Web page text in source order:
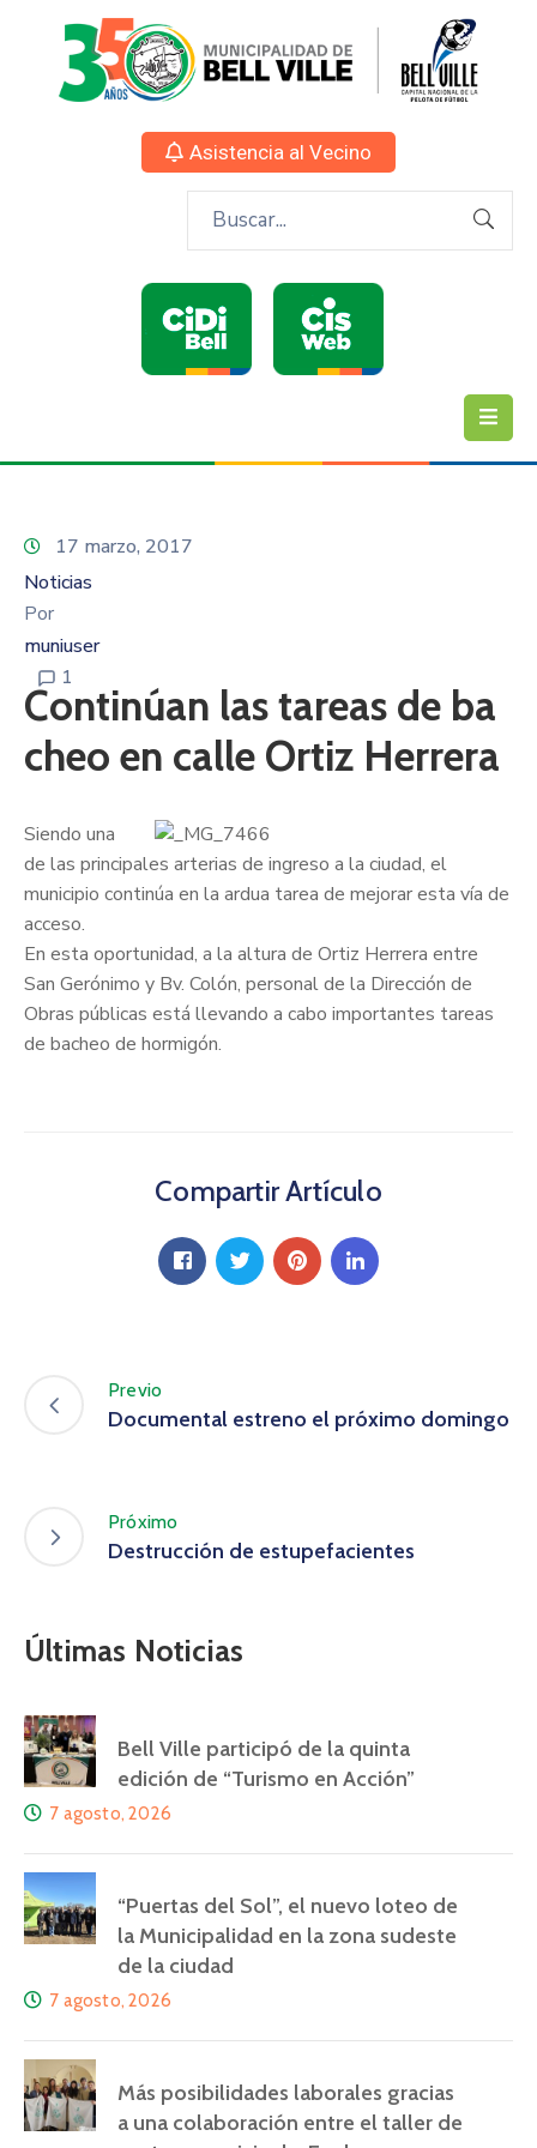
Asistencia al Vecino
17 marzo, 2017
Noticias
Por
muniuser
1
Continúan las tareas de ba
cheo en calle Ortiz Herrera
Siendo una
de las principales arterias de ingreso a la ciudad, el
municipio continúa en la ardua tarea de mejorar esta vía de
acceso.
En esta oportunidad, a la altura de Ortiz Herrera entre
San Gerónimo y Bv. Colón, personal de la Dirección de
Obras públicas está llevando a cabo importantes tareas
de bacheo de hormigón.
Compartir Artículo
Previo
Documental estreno el próximo domingo
Próximo
Destrucción de estupefacientes
Últimas Noticias
Bell Ville participó de la quinta
edición de “Turismo en Acción”
7 agosto, 2026
“Puertas del Sol”, el nuevo loteo de
la Municipalidad en la zona sudeste
de la ciudad
7 agosto, 2026
Más posibilidades laborales gracias
a una colaboración entre el taller de